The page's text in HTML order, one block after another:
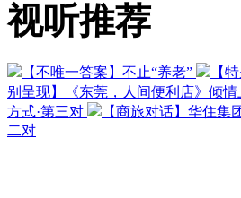
视听推荐
【不唯一答案】不止“养老”
【
别呈现】《东莞，人间便利店》倾情
方式·第三对
【商旅对话】华住
二对